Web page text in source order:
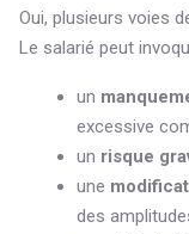
Oui, plusieurs voies
Le salarié peut
un
excessive
un risque
une
des